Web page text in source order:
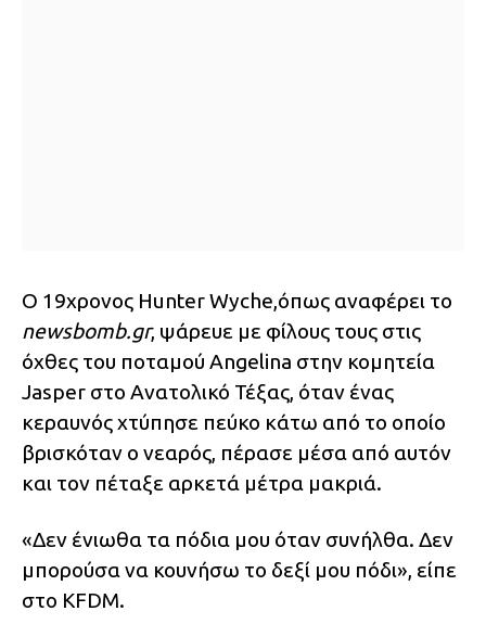
Ο 19χρονος Hunter Wyche,όπως αναφέρει το
newsbomb.gr, ψάρευε με φίλους τους στις
όχθες του ποταμού Angelina στην κομητεία
Jasper στο Ανατολικό Τέξας, όταν ένας
κεραυνός χτύπησε πεύκο κάτω από το οποίο
βρισκόταν ο νεαρός, πέρασε μέσα από αυτόν
και τον πέταξε αρκετά μέτρα μακριά.
«Δεν ένιωθα τα πόδια μου όταν συνήλθα. Δεν
μπορούσα να κουνήσω το δεξί μου πόδι», είπε
στο KFDM.